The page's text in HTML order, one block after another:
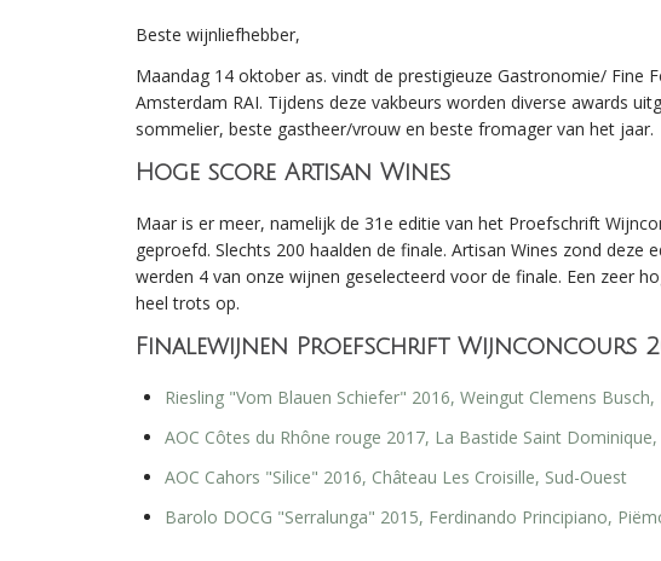
Beste wijnliefhebber,
Maandag 14 oktober as. vindt de prestigieuze Gastronomie/ Fine
Amsterdam RAI. Tijdens deze vakbeurs worden diverse awards
sommelier, beste gastheer/vrouw en beste fromager van het jaar.
Hoge score Artisan Wines
Maar is er meer, namelijk de 31e editie van het Proefschrift
geproefd. Slechts 200 haalden de finale. Artisan Wines zond deze
werden 4 van onze wijnen geselecteerd voor de finale. Een zeer
heel trots op.
Finalewijnen Proefschrift Wijnconcours
Riesling "Vom Blauen Schiefer" 2016, Weingut Clemens Busch,
AOC Côtes du Rhône rouge 2017, La Bastide Saint Dominique,
AOC Cahors "Silice" 2016, Château Les Croisille, Sud-Ouest
Barolo DOCG "Serralunga" 2015, Ferdinando Principiano,